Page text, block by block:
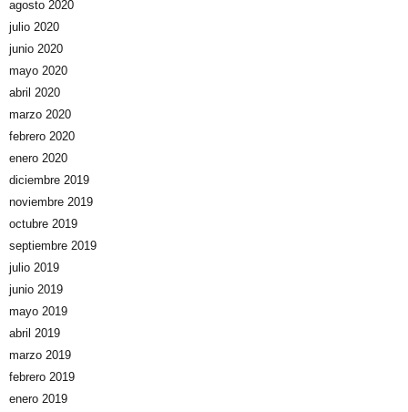
agosto 2020
julio 2020
junio 2020
mayo 2020
abril 2020
marzo 2020
febrero 2020
enero 2020
diciembre 2019
noviembre 2019
octubre 2019
septiembre 2019
julio 2019
junio 2019
mayo 2019
abril 2019
marzo 2019
febrero 2019
enero 2019